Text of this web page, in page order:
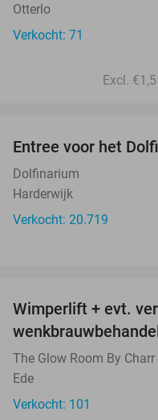
Otterlo
Verkocht: 71
Excl.
Entree voor het
Dolfinarium
Harderwijk
Verkocht: 20.719
Wimperlift + evt.
The Glow Room By Charr
Ede
Verkocht: 101